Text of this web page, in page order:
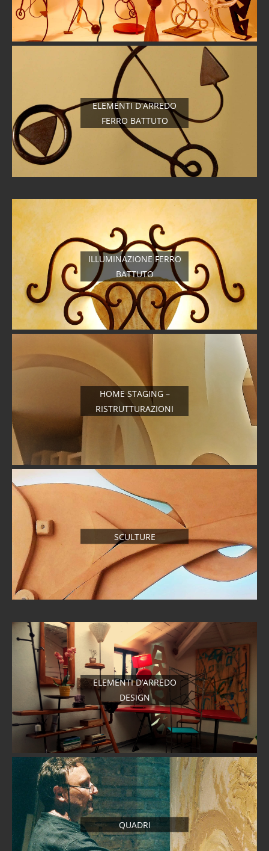
ELEMENTI D'ARREDO
FERRO BATTUTO
ILLUMINAZIONE FERRO
BATTUTO
HOME STAGING –
RISTRUTTURAZIONI
SCULTURE
ELEMENTI D’ARREDO
DESIGN
QUADRI